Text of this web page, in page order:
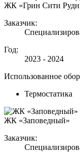
ЖК «Грин Сити
Заказчик:
Год:
2023 - 2024
Использованное
Термостатика
ЖК «Заповедный»
Заказчик: